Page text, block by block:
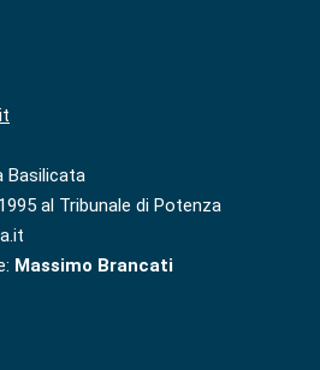
Basilicata
al Tribunale di Potenza
Massimo Brancati